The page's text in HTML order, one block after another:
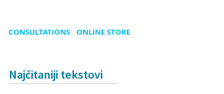
CONSULTATIONS ONLINE STORE
Najčitaniji tekstovi